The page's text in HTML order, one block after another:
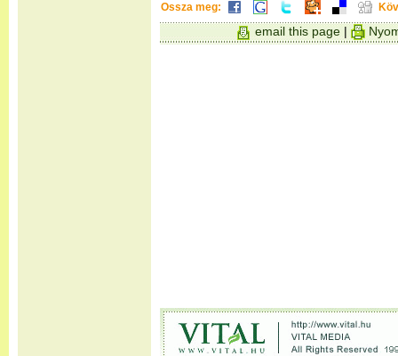
Ossza meg:
email this page |